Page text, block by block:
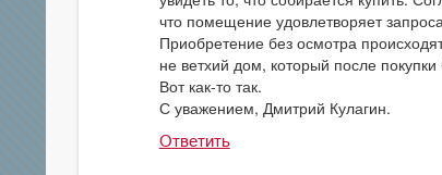
что помещение удовлетворяет
Приобретение без осмотра
не ветхий дом, который после
Вот как-то так.
С уважением, Дмитрий Кулагин.
Ответить